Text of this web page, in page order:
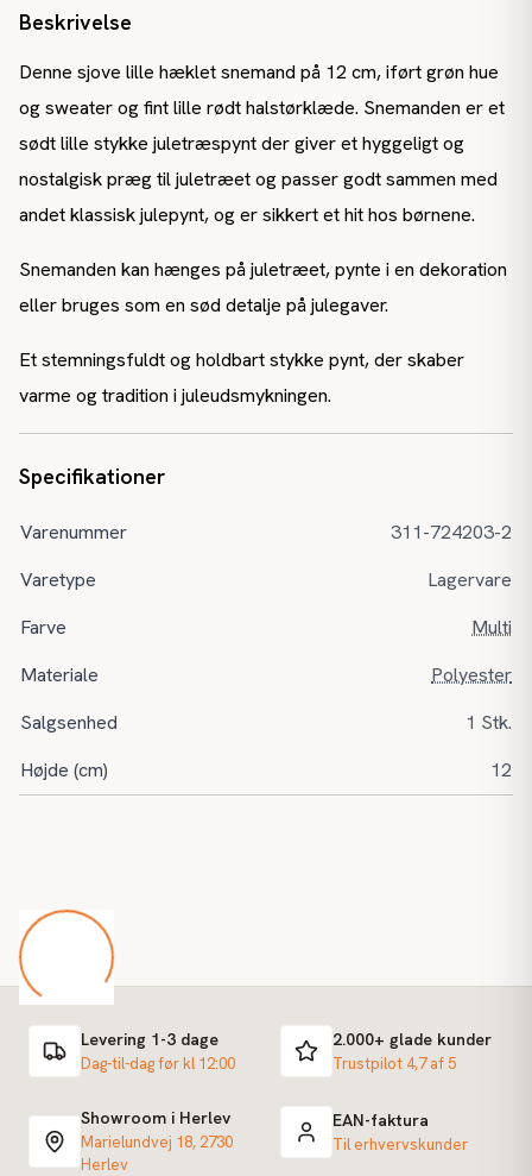
Beskrivelse
Denne sjove lille hæklet snemand på 12 cm, iført grøn hue
og sweater og fint lille rødt halstørklæde. Snemanden er et
sødt lille stykke juletræspynt der giver et hyggeligt og
nostalgisk præg til juletræet og passer godt sammen med
andet klassisk julepynt, og er sikkert et hit hos børnene.
Snemanden kan hænges på juletræet, pynte i en dekoration
eller bruges som en sød detalje på julegaver.
Et stemningsfuldt og holdbart stykke pynt, der skaber
varme og tradition i juleudsmykningen.
Specifikationer
Varenummer
311-724203-2
Varetype
Lagervare
Farve
Multi
Materiale
Polyester
Salgsenhed
1 Stk.
Højde (cm)
12
Levering 1-3 dage
Dag-til-dag før kl 12:00
2.000+ glade kunder
Trustpilot 4,7 af 5
Showroom i Herlev
Marielundvej 18, 2730
Herlev
EAN-faktura
Til erhvervskunder